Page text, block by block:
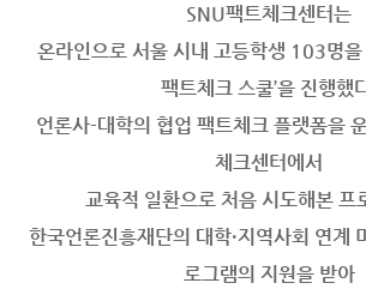
SNU팩트체크센터는
온라인으로 서울 시내 고등학생 103명을
팩트체크 스쿨’을 진행했
언론사-대학의 협업 팩트체크 플랫폼을
체크센터에서
교육적 일환으로 처음 시도해본 프
한국언론진흥재단의 대학·지역사회 연계
로그램의 지원을 받아